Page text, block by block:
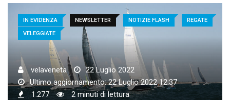
IN EVIDENZA NEWSLETTER NOTIZIE FLASH
REGATE
VELEGGIATE
velaveneta
22 Luglio 2022
Ultimo aggiornamento: 22 Luglio 2022 12:37
1.277
2 minuti di lettura